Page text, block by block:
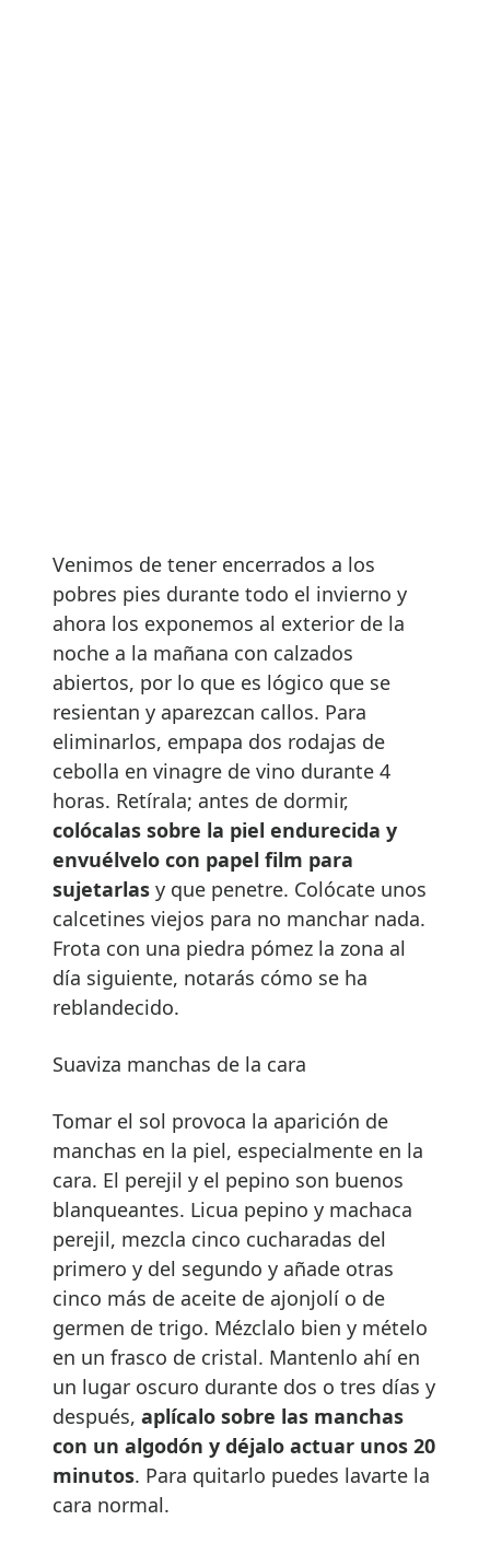
Venimos de tener encerrados a los
pobres pies durante todo el invierno y
ahora los exponemos al exterior de la
noche a la mañana con calzados
abiertos, por lo que es lógico que se
resientan y aparezcan callos. Para
eliminarlos, empapa dos rodajas de
cebolla en vinagre de vino durante 4
horas. Retírala; antes de dormir,
colócalas sobre la piel endurecida y
envuélvelo con papel film para
sujetarlas y que penetre. Colócate unos
calcetines viejos para no manchar nada.
Frota con una piedra pómez la zona al
día siguiente, notarás cómo se ha
reblandecido.
Suaviza manchas de la cara
Tomar el sol provoca la aparición de
manchas en la piel, especialmente en la
cara. El perejil y el pepino son buenos
blanqueantes. Licua pepino y machaca
perejil, mezcla cinco cucharadas del
primero y del segundo y añade otras
cinco más de aceite de ajonjolí o de
germen de trigo. Mézclalo bien y mételo
en un frasco de cristal. Mantenlo ahí en
un lugar oscuro durante dos o tres días y
después, aplícalo sobre las manchas
con un algodón y déjalo actuar unos 20
minutos. Para quitarlo puedes lavarte la
cara normal.